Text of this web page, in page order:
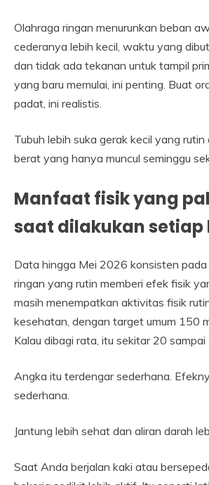
Olahraga ringan menurunkan beban
cederanya lebih kecil, waktu yang
dan tidak ada tekanan untuk tampil
yang baru memulai, ini penting. Buat
padat, ini realistis.
Tubuh lebih suka gerak kecil yang
berat yang hanya muncul seminggu
Manfaat fisik yang
saat dilakukan setiap
Data hingga Mei 2026 konsisten pada
ringan yang rutin memberi efek fisik
masih menempatkan aktivitas fisik
kesehatan, dengan target umum 150
Kalau dibagi rata, itu sekitar 20 sampai
Angka itu terdengar sederhana.
sederhana.
Jantung lebih sehat dan aliran darah
Saat Anda berjalan kaki atau